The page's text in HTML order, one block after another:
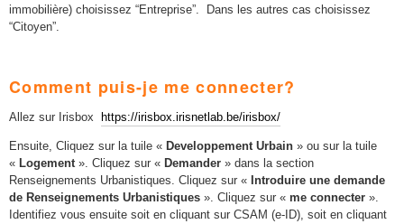
immobilière) choisissez “Entreprise”. Dans les autres cas choisissez
“Citoyen”.
Comment puis-je me connecter?
Allez sur Irisbox https://irisbox.irisnetlab.be/irisbox/
Ensuite, Cliquez sur la tuile « Developpement Urbain » ou sur la tuile
« Logement». Cliquez sur « Demander » dans la section
Renseignements Urbanistiques. Cliquez sur « Introduire une demande
de Renseignements Urbanistiques ». Cliquez sur « me connecter ».
Identifiez vous ensuite soit en cliquant sur CSAM (e-ID), soit en cliquant